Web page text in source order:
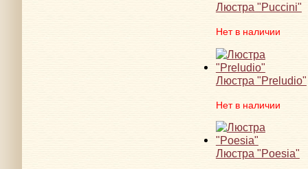
Люстра "Puccini"
Нет в наличии
Люстра "Preludio"
Нет в наличии
Люстра "Poesia"